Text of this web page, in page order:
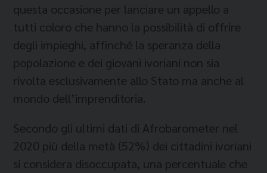
questa occasione per lanciare un appello a
tutti coloro che hanno la possibilità di offrire
degli impieghi, affinché la speranza della
popolazione e dei giovani ivoriani non sia
rivolta esclusivamente allo Stato ma anche al
mondo dell’imprenditoria.
Secondo gli ultimi dati di Afrobarometer nel
2020 più della metà (52%) dei cittadini ivoriani
si considera disoccupata, una percentuale che